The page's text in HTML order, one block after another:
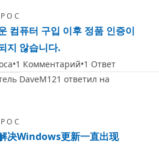
컴퓨터 구입 이후 정품 인증이
지 않습니다.
1 Комментарий 1 Ответ
DaveM121 ответил на
决Windows更新一直出现